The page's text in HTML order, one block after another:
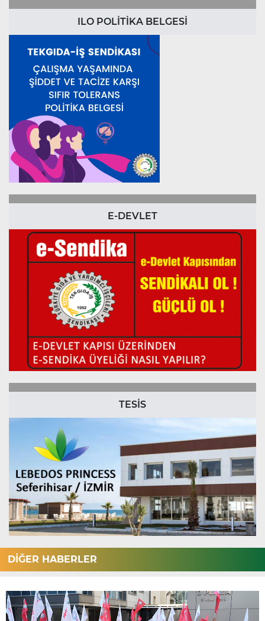
ILO POLİTİKA BELGESİ
E-DEVLET
TESİS
DİĞER HABERLER